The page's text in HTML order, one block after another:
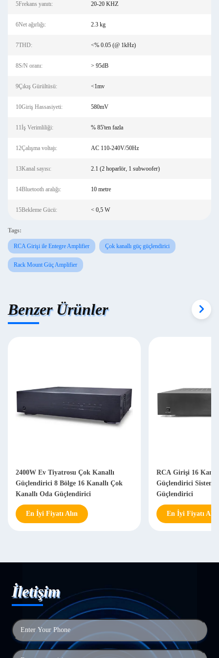
5Frekans yanıtı: 20-20 KHZ
6Net ağırlığı: 2.3 kg
7THD: <% 0.05 (@ 1kHz)
8S/N oranı: > 95dB
9Çıkış Gürültüsü: <1mv
10Giriş Hassasiyeti: 580mV
11İş Verimliliği: % 85'ten fazla
12Çalışma voltajı: AC 110-240V/50Hz
13Kanal sayısı: 2.1 (2 hoparlör, 1 subwoofer)
14Bluetooth aralığı: 10 metre
15Bekleme Gücü: < 0,5 W
Tags:
RCA Girişi ile Entegre Amplifier Çok kanallı güç güçlendirici
Rack Mount Güç Amplifier
Benzer Ürünler
2400W Ev Tiyatrosu Çok Kanallı
Güçlendirici 8 Bölge 16 Kanallı Çok
Kanallı Oda Güçlendirici
En İyi Fiyatı Alın
RCA Girişi 16 Kanal
Güçlendirici
Güçlendirici
En İyi Fiyatı Alın
İletişim